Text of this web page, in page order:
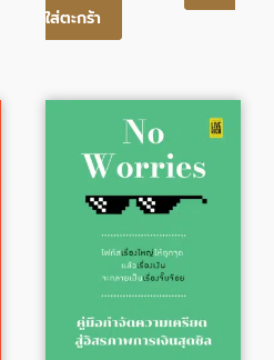
ใส่ตะกร้า
price
was:
299.00฿.
price
245.00฿.